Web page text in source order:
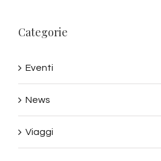
Categorie
Eventi
News
Viaggi